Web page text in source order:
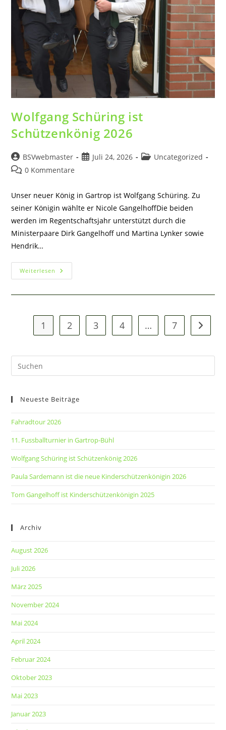
Wolfgang Schüring ist
Schützenkönig 2026
Beitrags-
Autor:
BSVwebmaster
BeitragJuli 24, 2026
Beitrags-
Uncategorized
Beitrags-
0 Kommentare
Unser neuer König in Gartrop ist Wolfgang Schüring. Zu
seiner Königin wählte er Nicole GangelhoffDie beiden
werden im Regentschaftsjahr unterstützt durch die
Ministerpaare Dirk Gangelhoff und Martina Lynker sowie
Hendrik…
Weiterlesen Wolfgang
Schüring
1 2 3 4 … 7 Zur
Neueste Beiträge
Fahradtour 2026
11. Fussballturnier in Gartrop-Bühl
Wolfgang Schüring ist Schützenkönig 2026
Paula Sardemann ist die neue Kinderschützenkönigin 2026
Tom Gangelhoff ist Kinderschützenkönigin 2025
Archiv
August 2026
Juli 2026
März 2025
November 2024
Mai 2024
April 2024
Februar 2024
Oktober 2023
Mai 2023
Januar 2023